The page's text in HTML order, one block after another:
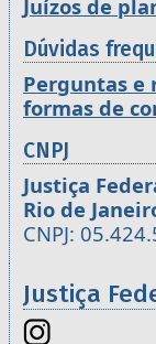
Juízos de
Dúvidas
Perguntas e
formas de
CNPJ
Justiça
Rio de
CNPJ:
Justiça